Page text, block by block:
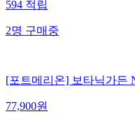
594적립
2명구매중
[포트메리온] 보타닉가든
77,900원